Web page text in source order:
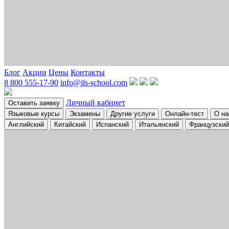
Блог Акции Цены Контакты
8 800 555-17-90 info@ils-school.com
Оставить заявку Личный кабинет
Языковые курсы Экзамены Другие услуги Онлайн-тест
О
Английский
Китайский Испанский Итальянский Французский